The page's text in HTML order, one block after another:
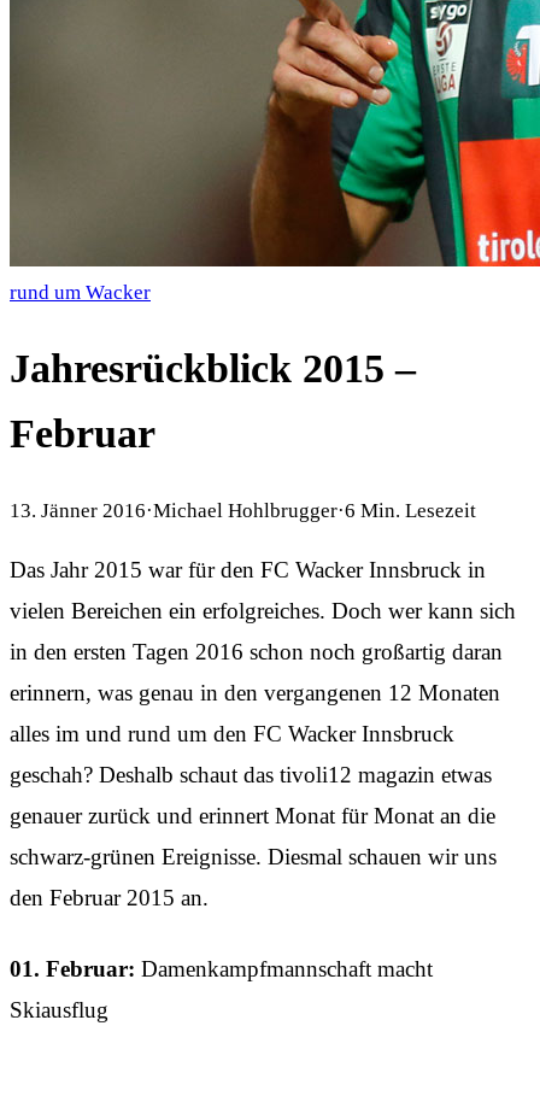
rund um Wacker
Jahresrückblick 2015 –
Februar
13. Jänner 2016·Michael Hohlbrugger·6 Min. Lesezeit
Das Jahr 2015 war für den FC Wacker Innsbruck in
vielen Bereichen ein erfolgreiches. Doch wer kann sich
in den ersten Tagen 2016 schon noch großartig daran
erinnern, was genau in den vergangenen 12 Monaten
alles im und rund um den FC Wacker Innsbruck
geschah? Deshalb schaut das tivoli12 magazin etwas
genauer zurück und erinnert Monat für Monat an die
schwarz-grünen Ereignisse. Diesmal schauen wir uns
den Februar 2015 an.
01. Februar: Damenkampfmannschaft macht
Skiausflug